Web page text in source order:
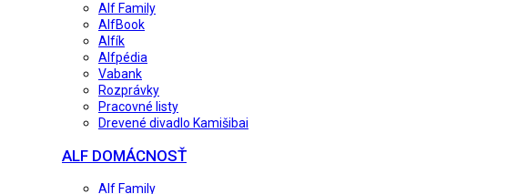
Alf Family
AlfBook
Alfík
Alfpédia
Vabank
Rozprávky
Pracovné listy
Drevené divadlo Kamišibai
ALF DOMÁCNOSŤ
Alf Family